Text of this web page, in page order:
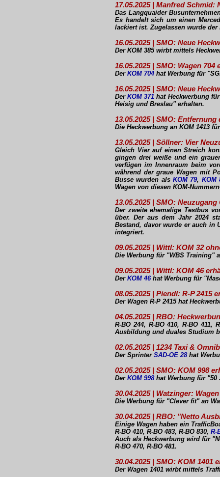
17.05.2025 | Manfred
Das Langquaider
Es handelt sich um einen
lackiert ist. Zugelassen wurde
16.05.2025 | SMO: Neue
Der KOM 385 wirbt mittels
16.05.2025 | SMO: Wagen 704
Der KOM 704 hat Werbung für
16.05.2025 | SMO: Neue
DerKOM 371 hat Heckwerbung
Heisig und Breslau" erhalten.
13.05.2025 | SMO:
Die Heckwerbung an KOM 1413
13.05.2025 | Söllner: Vier
Gleich Vier auf einen Streich
gingen drei weiße und ein
verfügen im Innenraum beim
während der graue Wagen mit
Busse wurden als KOM 79, KOM
Wagen von diesen KOM-
13.05.2025 | SMO:
Der zweite ehemalige Testbus
über. Der aus dem Jahr 2024
Bestand, davor wurde er auch in
integriert.
09.05.2025 | Wittl: KOM 32
Die Werbung für "WBS Training"
09.05.2025 | Wittl: KOM 46
Der KOM 46hat Werbung für
08.05.2025 | Piendl: R-P 2415
Der Wagen R-P 2415 hat
04.05.2025 | RBO:
R-BO 244, R-BO 410, R-BO
Ausbildung und duales Studium
02.05.2025 | 1234 Taxi &
Der Sprinter SAD-OE 28hat
02.05.2025 | SMO: KOM 998
Der KOM 998hat Werbung für "50
30.04.2025 | Watzinger:
Die Werbung für "Clever fit" an
30.04.2025 | RBO: "Netto
Einige Wagen haben ein
R-BO 410, R-BO 483, R-BO 830, R-
Auch als Heckwerbung wird für
R-BO 470, R-BO 481.
30.04.2025 | SMO: KOM
Der Wagen 1401 wirbt mittels